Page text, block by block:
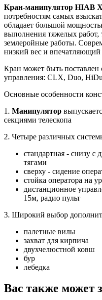
Кран-манипулятор HIAB
потребностям самых
обладает большой
выполнения тяжелых работ,
землеройные работы.
низкий вес и впечатляющий
Кран может быть
управления: CLX, Duo,
Основные особенности
1. Манипулятор
секциями телескопа
2. Четыре различных
стандартная - снизу с
тягами
сверху - сидение
стойка оператора на
дистанционное
15м, радио пульт
3. Широкий выбор
палетные вилы
захват для кирпича
двухчелюстной ковш
бур
лебедка
Вас также может